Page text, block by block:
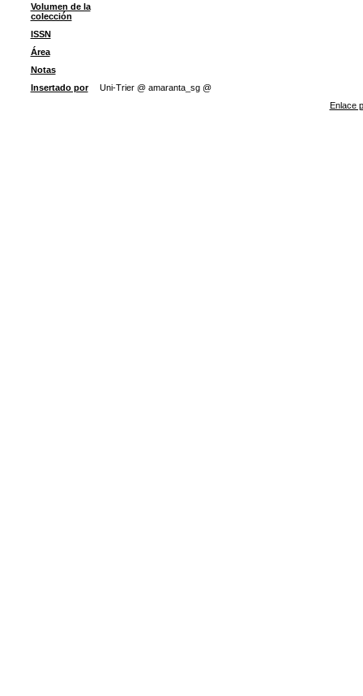
Volumen de la
colección
ISSN
Área
Notas
Insertado por
Uni-Trier @ amaranta_sg @
Enlace